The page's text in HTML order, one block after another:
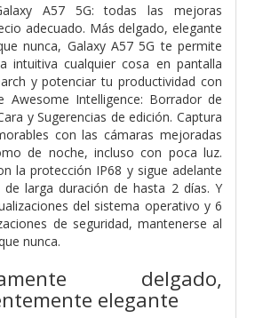
A57 5G: todas las mejoras
adecuado. Más delgado, elegante
nunca, Galaxy A57 5G te permite
intuitiva cualquier cosa en pantalla
y potenciar tu productividad con
Awesome Intelligence: Borrador de
y Sugerencias de edición. Captura
con las cámaras mejoradas
de noche, incluso con poca luz.
la protección IP68 y sigue adelante
larga duración de hasta 2 días. Y
del sistema operativo y 6
de seguridad, mantenerse al
nunca.
delgado,
elegante